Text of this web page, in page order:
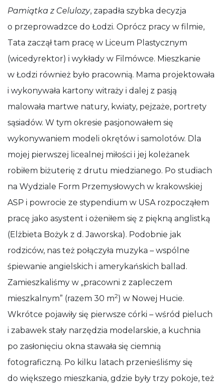
Pamiątka z Celulozy, zapadła szybka decyzja
o przeprowadzce do Łodzi. Oprócz pracy w filmie,
Tata zaczął tam pracę w Liceum Plastycznym
(wicedyrektor) i wykłady w Filmówce. Mieszkanie
w Łodzi również było pracownią. Mama projektowała
i wykonywała kartony witraży i dalej z pasją
malowała martwe natury, kwiaty, pejzaże, portrety
sąsiadów. W tym okresie pasjonowałem się
wykonywaniem modeli okrętów i samolotów. Dla
mojej pierwszej licealnej miłości i jej koleżanek
robiłem biżuterię z drutu miedzianego. Po studiach
na Wydziale Form Przemysłowych w krakowskiej
ASP i powrocie ze stypendium w USA rozpocząłem
pracę jako asystent i ożeniłem się z piękną anglistką
(Elżbieta Bożyk z d. Jaworska). Podobnie jak
rodziców, nas też połączyła muzyka – wspólne
śpiewanie angielskich i amerykańskich ballad.
Zamieszkaliśmy w „pracowni z zapleczem
mieszkalnym” (razem 30 m2) w Nowej Hucie.
Wkrótce pojawiły się pierwsze córki – wśród pieluch
i zabawek stały narzędzia modelarskie, a kuchnia
po zasłonięciu okna stawała się ciemnią
fotograficzną. Po kilku latach przenieśliśmy się
do większego mieszkania, gdzie były trzy pokoje, też